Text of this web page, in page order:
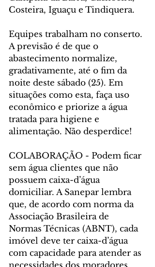
Costeira, Iguaçu e Tindiquera.
Equipes trabalham no conserto.
A previsão é de que o
abastecimento normalize,
gradativamente, até o fim da
noite deste sábado (25). Em
situações como esta, faça uso
econômico e priorize a água
tratada para higiene e
alimentação. Não desperdice!
COLABORAÇÃO - Podem ficar
sem água clientes que não
possuem caixa-d’água
domiciliar. A Sanepar lembra
que, de acordo com norma da
Associação Brasileira de
Normas Técnicas (ABNT), cada
imóvel deve ter caixa-d’água
com capacidade para atender as